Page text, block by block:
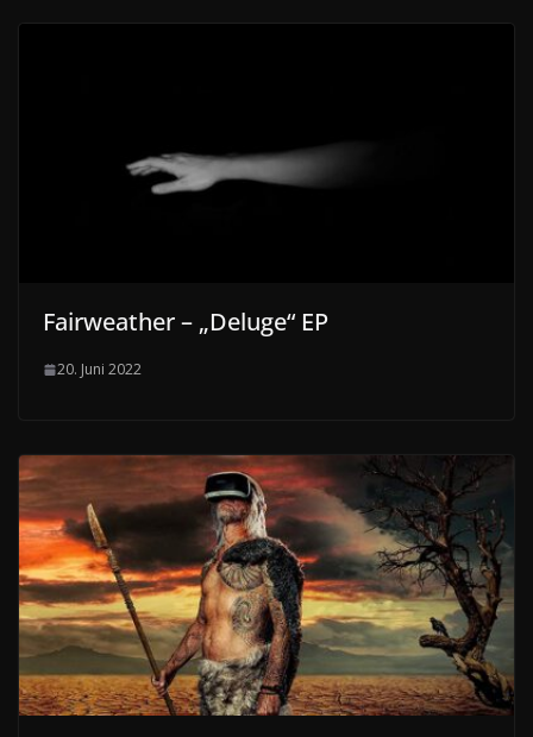
Fairweather – „Deluge“ EP
20. Juni 2022